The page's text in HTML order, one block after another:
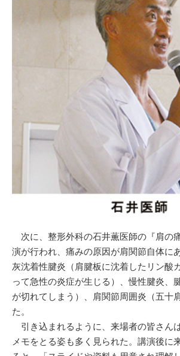
次に、整形外科の石井薫医師の『肩の
演が行われ、痛みの原因が肩関節自体に
灰沈着性腱炎（肩腱板に沈着したリン酸
って急性の炎症が生じる）、慢性腱炎、
が切れてしまう）、肩関節周囲炎（五十
た。
引き込まれるように、来場者の皆さん
メモをとる姿も多く見られた。講演後に